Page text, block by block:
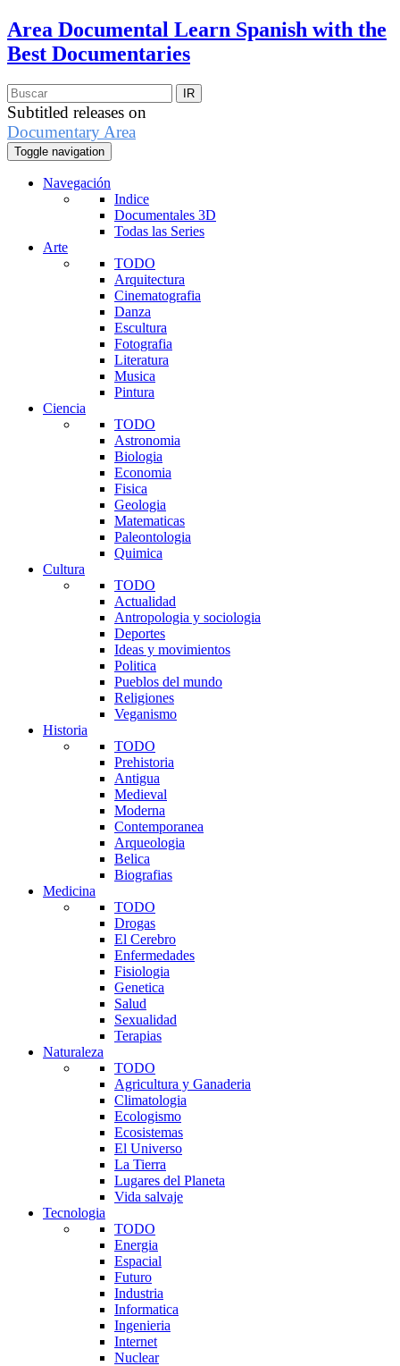
Area Documental Learn Spanish with the
Best Documentaries
Subtitled releases on
Documentary Area
Toggle navigation
Navegación
Indice
Documentales 3D
Todas las Series
Arte
TODO
Arquitectura
Cinematografia
Danza
Escultura
Fotografia
Literatura
Musica
Pintura
Ciencia
TODO
Astronomia
Biologia
Economia
Fisica
Geologia
Matematicas
Paleontologia
Quimica
Cultura
TODO
Actualidad
Antropologia y sociologia
Deportes
Ideas y movimientos
Politica
Pueblos del mundo
Religiones
Veganismo
Historia
TODO
Prehistoria
Antigua
Medieval
Moderna
Contemporanea
Arqueologia
Belica
Biografias
Medicina
TODO
Drogas
El Cerebro
Enfermedades
Fisiologia
Genetica
Salud
Sexualidad
Terapias
Naturaleza
TODO
Agricultura y Ganaderia
Climatologia
Ecologismo
Ecosistemas
El Universo
La Tierra
Lugares del Planeta
Vida salvaje
Tecnologia
TODO
Energia
Espacial
Futuro
Industria
Informatica
Ingenieria
Internet
Nuclear